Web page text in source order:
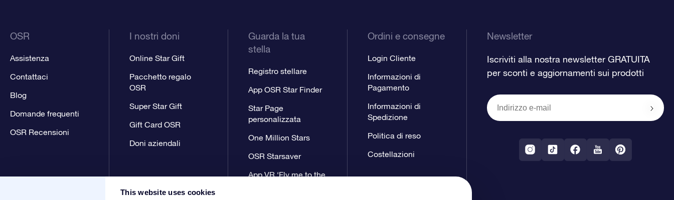
This website uses cookies
OSR
Assistenza
Contattaci
Blog
Domande frequenti
OSR Recensioni
I nostri doni
Online Star Gift
Pacchetto regalo
OSR
Super Star Gift
Gift Card OSR
Doni aziendali
Guarda la tua
stella
Registro stellare
App OSR Star Finder
Star Page
personalizzata
One Million Stars
OSR Starsaver
App VR ‘Fly me to the
Ordini e consegne
Login Cliente
Informazioni di
Pagamento
Informazioni di
Spedizione
Politica di reso
Costellazioni
Newsletter
Iscriviti alla nostra newsletter GRATUITA
per sconti e aggiornamenti sui prodotti